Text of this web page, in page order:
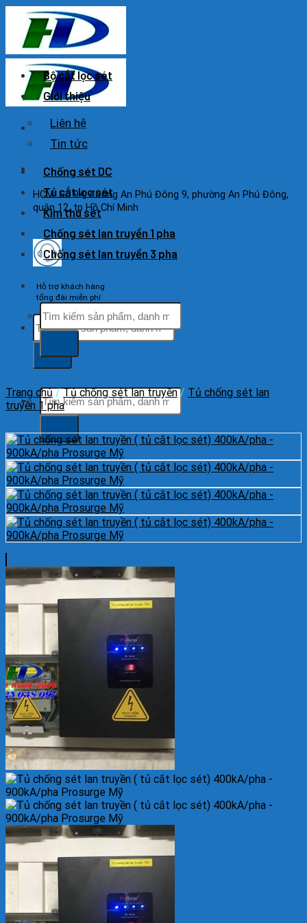
Skip
content
HOTLINE: 0925 038 097
HCM: Số 94, đường An Phú Đông 9, phường An Phú Đông,
quận 12, tp Hồ Chí Minh
Hỗ trợ khách hàng
tổng đài miễn phí
Tìm
kiếm:
Tìm
kiếm:
Bộ cắt lọc sét
Giới thiệu
Liên hệ
Tin tức
Chống sét DC
Tủ cắt lọc sét
Kim thu sét
Chống sét lan truyền 1 pha
Chống sét lan truyền 3 pha
Tìm
kiếm:
Trang chủ / Tủ chống sét lan truyền / Tủ chống sét lan
truyền 1 pha